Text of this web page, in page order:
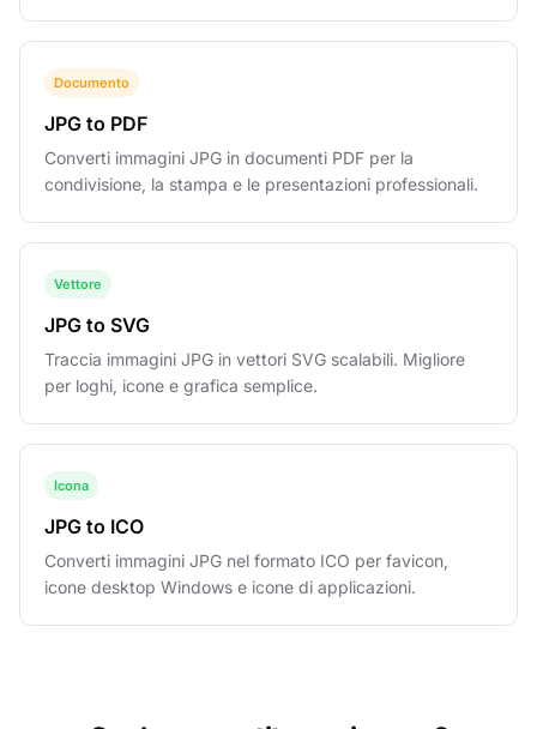
Documento
JPG to PDF
Converti immagini JPG in documenti PDF per la
condivisione, la stampa e le presentazioni professionali.
Vettore
JPG to SVG
Traccia immagini JPG in vettori SVG scalabili. Migliore
per loghi, icone e grafica semplice.
Icona
JPG to ICO
Converti immagini JPG nel formato ICO per favicon,
icone desktop Windows e icone di applicazioni.